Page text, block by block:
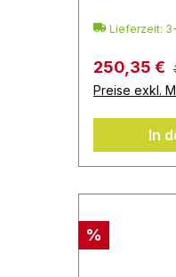
Lieferzeit:
250,35 €
Preise exkl.
In
%